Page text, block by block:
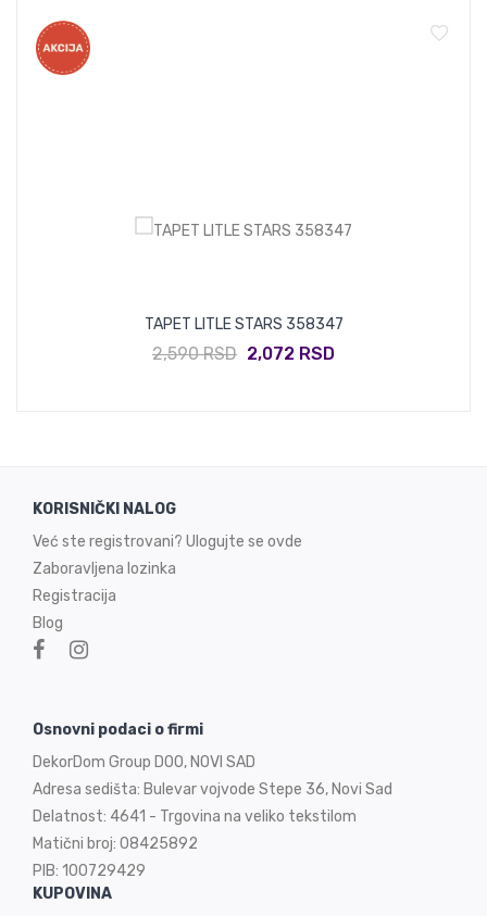
TAPET LITLE STARS 358347
2,590 RSD 2,072 RSD
KORISNIČKI NALOG
Već ste registrovani? Ulogujte se ovde
Zaboravljena lozinka
Registracija
Blog
Osnovni podaci o firmi
DekorDom Group DOO, NOVI SAD
Adresa sedišta: Bulevar vojvode Stepe 36, Novi Sad
Delatnost: 4641 - Trgovina na veliko tekstilom
Matični broj: 08425892
PIB: 100729429
KUPOVINA